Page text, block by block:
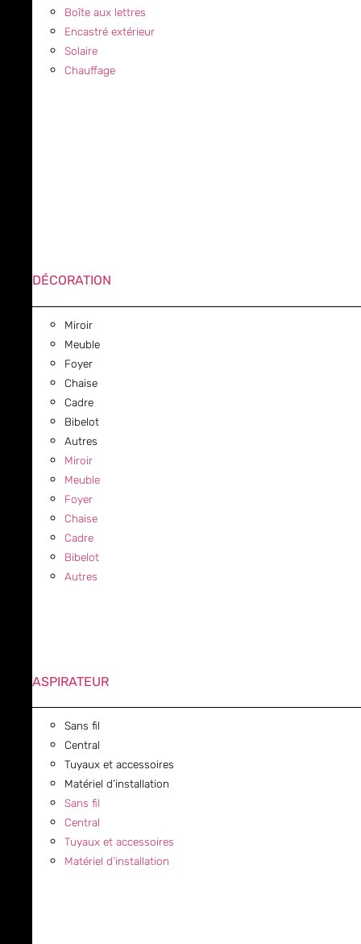
Boîte aux lettres
Encastré extérieur
Solaire
Chauffage
DÉCORATION
Miroir
Meuble
Foyer
Chaise
Cadre
Bibelot
Autres
Miroir
Meuble
Foyer
Chaise
Cadre
Bibelot
Autres
ASPIRATEUR
Sans fil
Central
Tuyaux et accessoires
Matériel d’installation
Sans fil
Central
Tuyaux et accessoires
Matériel d’installation